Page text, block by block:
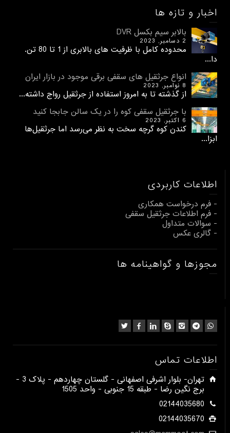
اخبار و تازه ها
بالابر سیم بکسل DVR
2 دسامبر, 2023
محدوده کامل با ظرفیت های بالابری از 1 تا 80 تن.
دا...
انواع جرثقیل های سقفی برقی موجود در بازار ایران
8 نوامبر, 2023
از گذشته تا به امروز استفاده از جرثقیل رواج داشته...
با جرثقیل سقفی کوه را در یک سالن جابجا کنید
6 اکتبر, 2023
کندن کوه گرچه سخت به نظر می‌رسد اما جرثقیل‌ها
ابزا...
اطلاعات کاربردی
- فرم درخواست همکاری
- فرم اطلاعات جرثقیل سقفی
- سوالات متداول
- گالری عکس
مجوزها و گواهینامه ها
اطلاعات تماس
​تهران- بلوار اشرفی اصفهانی - گلستان چهاردهم - پلاک 3 -
برج نگین رضا - طبقه 15 جنوبی - واحد 1505​
02144035680
02144035670